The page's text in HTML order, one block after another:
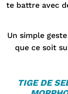
te battre avec
Un simple
que ce soit
TIGE DE